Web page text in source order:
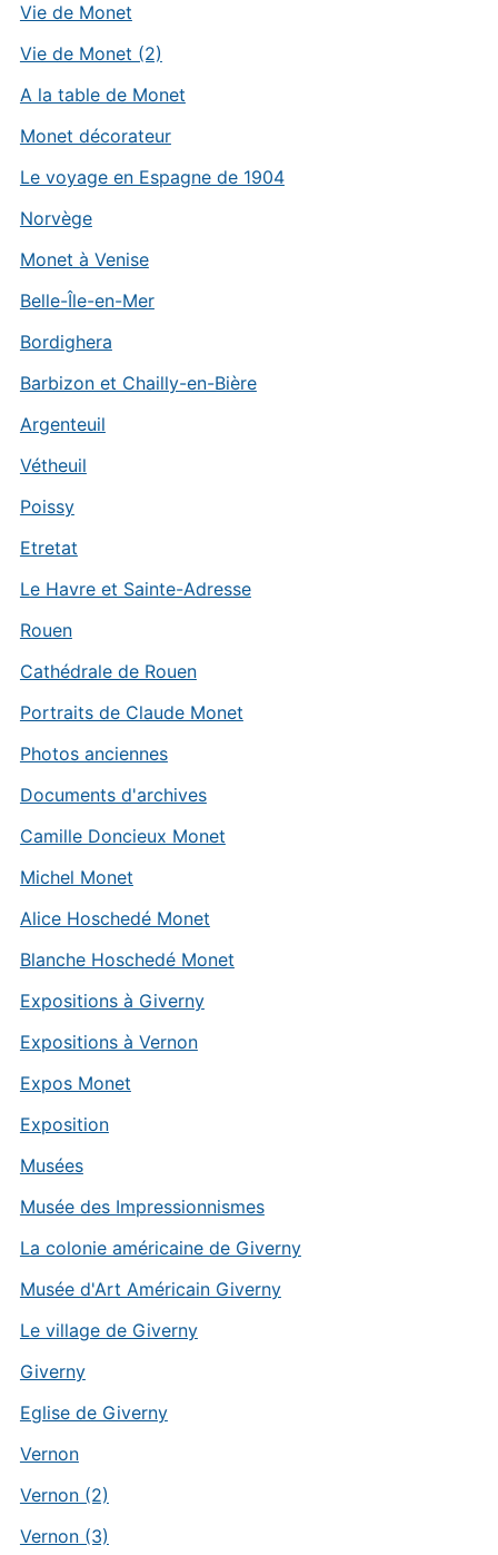
Vie de Monet
Vie de Monet (2)
A la table de Monet
Monet décorateur
Le voyage en Espagne de 1904
Norvège
Monet à Venise
Belle-Île-en-Mer
Bordighera
Barbizon et Chailly-en-Bière
Argenteuil
Vétheuil
Poissy
Etretat
Le Havre et Sainte-Adresse
Rouen
Cathédrale de Rouen
Portraits de Claude Monet
Photos anciennes
Documents d'archives
Camille Doncieux Monet
Michel Monet
Alice Hoschedé Monet
Blanche Hoschedé Monet
Expositions à Giverny
Expositions à Vernon
Expos Monet
Exposition
Musées
Musée des Impressionnismes
La colonie américaine de Giverny
Musée d'Art Américain Giverny
Le village de Giverny
Giverny
Eglise de Giverny
Vernon
Vernon (2)
Vernon (3)